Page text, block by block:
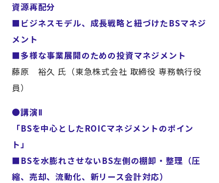
資源再配分
■ビジネスモデル、成長戦略と紐づけたBSマネジ
メント
■多様な事業展開のための投資マネジメント
藤原 裕久 氏（東急株式会社 取締役 専務執行役
員）
●講演Ⅱ
「BSを中心としたROICマネジメントのポイン
ト」
■BSを水膨れさせないBS左側の棚卸・整理（圧
縮、売却、流動化、新リース会計対応）